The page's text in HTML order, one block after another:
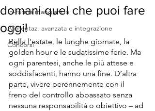
In-forma mangiando
Alimentaz. avanzata e integrazione
Concorsi
domani quel che puoi fare
oggi!
Bella l’estate, le lunghe giornate, la
golden hour e le sudatissime ferie. Ma
ogni parentesi, anche le più attese e
soddisfacenti, hanno una fine. D’altra
parte, vivere perennemente con il
freno del controllo abbassato senza
nessuna responsabilità o obiettivo – ad